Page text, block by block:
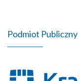
Podmiot Publiczny